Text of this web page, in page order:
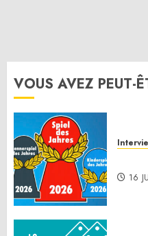
VOUS AVEZ PEUT-
16